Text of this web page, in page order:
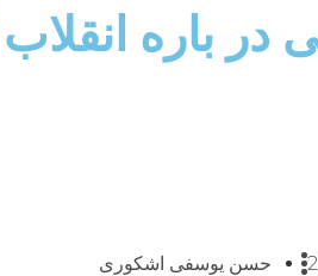
انقلاب 57 و مخالفانش
حسن یوسفی اشکوری